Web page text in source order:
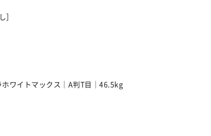
］
ホワイトマックス｜A判T目｜46.5kg